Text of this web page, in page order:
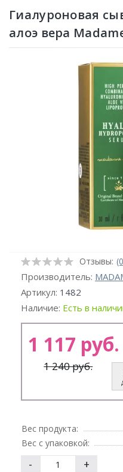
Гиалуроновая
алоэ вера
Отзывы:
Производитель:
Артикул: 1482
Наличие: Есть в
1 117 руб.
1 240 руб.
Вес продукта:
Вес с упаковкой:
- +